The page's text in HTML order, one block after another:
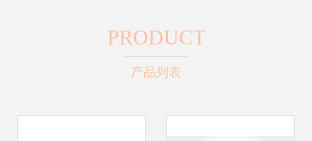
PRODUCT
产品列表